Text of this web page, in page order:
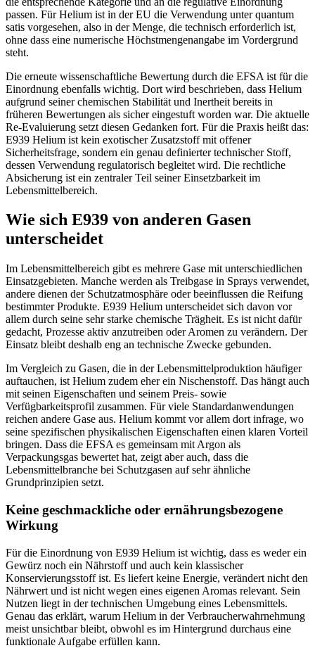
passen. Für Helium ist in der EU die Verwendung unter quantum
satis vorgesehen, also in der Menge, die technisch erforderlich ist,
ohne dass eine numerische Höchstmengenangabe im Vordergrund
steht.
Die erneute wissenschaftliche Bewertung durch die EFSA ist für die
Einordnung ebenfalls wichtig. Dort wird beschrieben, dass Helium
aufgrund seiner chemischen Stabilität und Inertheit bereits in
früheren Bewertungen als sicher eingestuft worden war. Die aktuelle
Re-Evaluierung setzt diesen Gedanken fort. Für die Praxis heißt das:
E939 Helium ist kein exotischer Zusatzstoff mit offener
Sicherheitsfrage, sondern ein genau definierter technischer Stoff,
dessen Verwendung regulatorisch begleitet wird. Die rechtliche
Absicherung ist ein zentraler Teil seiner Einsetzbarkeit im
Lebensmittelbereich.
Wie sich E939 von anderen Gasen
unterscheidet
Im Lebensmittelbereich gibt es mehrere Gase mit unterschiedlichen
Einsatzgebieten. Manche werden als Treibgase in Sprays verwendet,
andere dienen der Schutzatmosphäre oder beeinflussen die Reifung
bestimmter Produkte. E939 Helium unterscheidet sich davon vor
allem durch seine sehr starke chemische Trägheit. Es ist nicht dafür
gedacht, Prozesse aktiv anzutreiben oder Aromen zu verändern. Der
Einsatz bleibt deshalb eng an technische Zwecke gebunden.
Im Vergleich zu Gasen, die in der Lebensmittelproduktion häufiger
auftauchen, ist Helium zudem eher ein Nischenstoff. Das hängt auch
mit seinen Eigenschaften und seinem Preis- sowie
Verfügbarkeitsprofil zusammen. Für viele Standardanwendungen
reichen andere Gase aus. Helium kommt vor allem dort infrage, wo
seine spezifischen physikalischen Eigenschaften einen klaren Vorteil
bringen. Dass die EFSA es gemeinsam mit Argon als
Verpackungsgas bewertet hat, zeigt aber auch, dass die
Lebensmittelbranche bei Schutzgasen auf sehr ähnliche
Grundprinzipien setzt.
Keine geschmackliche oder ernährungsbezogene
Wirkung
Für die Einordnung von E939 Helium ist wichtig, dass es weder ein
Gewürz noch ein Nährstoff und auch kein klassischer
Konservierungsstoff ist. Es liefert keine Energie, verändert nicht den
Nährwert und ist nicht wegen eines eigenen Aromas relevant. Sein
Nutzen liegt in der technischen Umgebung eines Lebensmittels.
Genau das erklärt, warum Helium in der Verbraucherwahrnehmung
meist unsichtbar bleibt, obwohl es im Hintergrund durchaus eine
funktionale Aufgabe erfüllen kann.